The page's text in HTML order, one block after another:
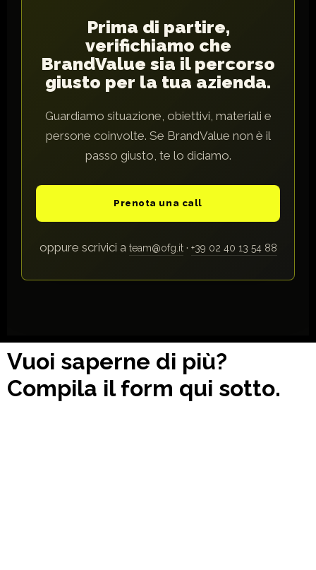
Prima di partire,
verifichiamo che
BrandValue sia il percorso
giusto per la tua azienda.
Guardiamo situazione, obiettivi, materiali e
persone coinvolte. Se BrandValue non è il
passo giusto, te lo diciamo.
Prenota una call
oppure scrivici a team@ofg.it· +39 02 40 13 54 88
Vuoi saperne di più?
Compila il form qui sotto.